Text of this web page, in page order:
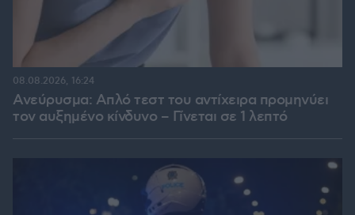
Ανεύρυσμα: Απλό τεστ του αντίχειρα προμηνύει
τον αυξημένο κίνδυνο – Γίνεται σε 1 λεπτό
08.08.2026, 16:24